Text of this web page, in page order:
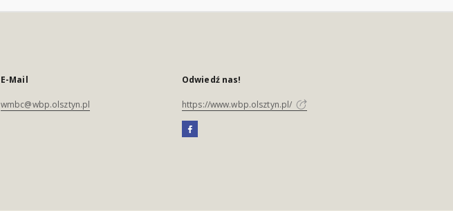
E-Mail
wmbc@wbp.olsztyn.pl
Odwiedź nas!
https://www.wbp.olsztyn.pl/